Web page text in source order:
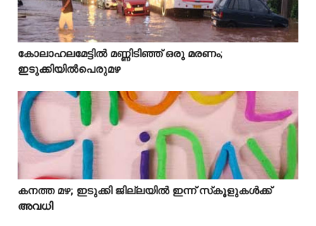
  
കോലാഹലമേട്ടിൽ മണ്ണിടിഞ്ഞ് ഒരു മരണം;
ഇടുക്കിയിൽപെരുമഴ
  
Idukki
കനത്ത മഴ; ഇടുക്കി ജില്ലയിൽ ഇന്ന് സ്‌കൂളുകൾക്ക്
അവധി